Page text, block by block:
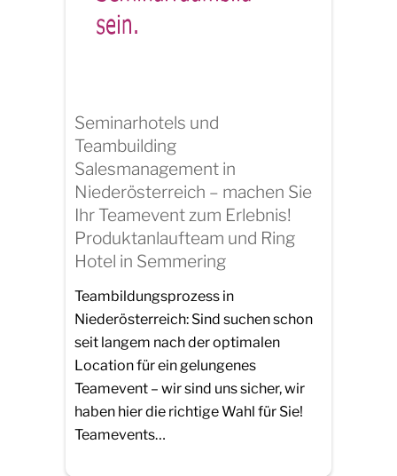
Seminarhotels und
Teambuilding
Salesmanagement in
Niederösterreich – machen Sie
Ihr Teamevent zum Erlebnis!
Produktanlaufteam und Ring
Hotel in Semmering
Teambildungsprozess in
Niederösterreich: Sind suchen schon
seit langem nach der optimalen
Location für ein gelungenes
Teamevent – wir sind uns sicher, wir
haben hier die richtige Wahl für Sie!
Teamevents…